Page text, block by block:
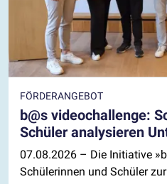
FÖRDERANGEBOT
b@s videochallenge:
Schüler analysieren
07.08.2026 – Die Initiative
Schülerinnen und Schüler